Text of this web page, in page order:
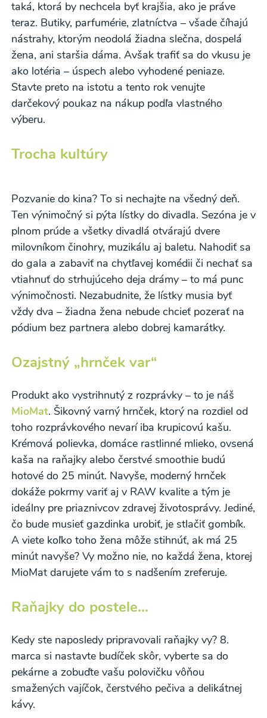
taká, ktorá by nechcela byť krajšia, ako je práve
teraz. Butiky, parfumérie, zlatníctva – všade číhajú
nástrahy, ktorým neodolá žiadna slečna, dospelá
žena, ani staršia dáma. Avšak trafiť sa do vkusu je
ako lotéria – úspech alebo vyhodené peniaze.
Stavte preto na istotu a tento rok venujte
darčekový poukaz na nákup podľa vlastného
výberu.
Trocha kultúry
Pozvanie do kina? To si nechajte na všedný deň.
Ten výnimočný si pýta lístky do divadla. Sezóna je v
plnom prúde a všetky divadlá otvárajú dvere
milovníkom činohry, muzikálu aj baletu. Nahodiť sa
do gala a zabaviť na chytľavej komédii či nechať sa
vtiahnuť do strhujúceho deja drámy – to má punc
výnimočnosti. Nezabudnite, že lístky musia byť
vždy dva – žiadna žena nebude chcieť pozerať na
pódium bez partnera alebo dobrej kamarátky.
Ozajstný „hrnček var“
Produkt ako vystrihnutý z rozprávky – to je náš
MioMat. Šikovný varný hrnček, ktorý na rozdiel od
toho rozprávkového nevarí iba krupicovú kašu.
Krémová polievka, domáce rastlinné mlieko, ovsená
kaša na raňajky alebo čerstvé smoothie budú
hotové do 25 minút. Navyše, moderný hrnček
dokáže pokrmy variť aj v RAW kvalite a tým je
ideálny pre priaznivcov zdravej životosprávy. Jediné,
čo bude musieť gazdinka urobiť, je stlačiť gombík.
A viete koľko toho žena môže stihnúť, ak má 25
minút navyše? Vy možno nie, no každá žena, ktorej
MioMat darujete vám to s nadšením zreferuje.
Raňajky do postele...
Kedy ste naposledy pripravovali raňajky vy? 8.
marca si nastavte budíček skôr, vyberte sa do
pekárne a zobuďte vašu polovičku vôňou
smažených vajíčok, čerstvého pečiva a delikátnej
kávy.
Odber noviniek a akcií
spracovaním osobných údajov pre účely
zasielania newsletteru a potvrdzujem, že som si
prečítal(a)informácie o Ochrane osobných
údajova súhlasím s nimi.
Súhlasím